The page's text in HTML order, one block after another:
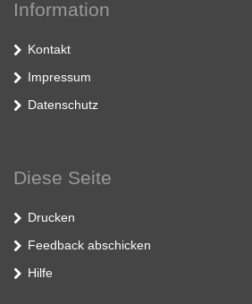
Information
Kontakt
Impressum
Datenschutz
Diese Seite
Drucken
Feedback abschicken
Hilfe